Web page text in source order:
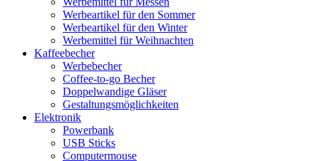
Werbeartikel für den Sommer
Werbeartikel für den Winter
Werbemittel für Weihnachten
Kaffeebecher
Werbebecher
Coffee-to-go Becher
Doppelwandige Gläser
Gestaltungsmöglichkeiten
Elektronik
Powerbank
USB Sticks
Computermouse